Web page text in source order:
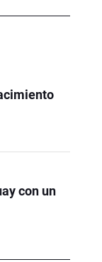
con un